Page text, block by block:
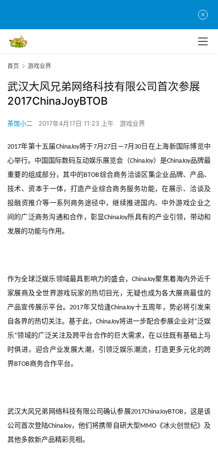
首页 游戏业界
武汉大风兄弟网络科技有限公司首次参展
2017ChinaJoyBTOB
茶馆小二 2017年4月17日 11:23 上午 游戏业界
2017年第十五届ChinaJoy将于7月27 日 —7月 30 日在上海新国际博览中
心举行。中国国际数码互动娱乐展览会（ChinaJoy）是ChinaJoy品牌最
重要的组成部分，其中的BTOB综合商务洽谈区集企业品牌、产品、
技术、资本于一体，打造产业综合商务服务功能，在展示、洽谈及
投融资推介等一系列商务途径中，继续推进国内、中外游戏企业之
间的广泛商务沟通和合作，彰显ChinaJoy所具有的产业引领，带动和
发展的功能与作用。
作为全球泛娱乐领域最具影响力的盛会，ChinaJoy聚焦着海内外近千
家展商及全世界游戏玩家的热切目光，无疑也成为各大展商最佳的
产品宣传展示平台。2017年又恰逢ChinaJoy十五周年，势必将引发来
自各界的热切关注。基于此， ChinaJoy将进一步配合参展企业对“泛娱
乐”领域的广泛关注及跨平台合作的巨大需求，在以往既有基础上与
时俱进，迎合产业发展大潮，引领泛娱乐潮流，打造更多元化的跨
界BTOB商务合作平台。
武汉大风兄弟网络科技有限公司确认参展2017ChinaJoyBTOB ，这是该
公司首次登陆ChinaJoy，他们将携带自研大型MMO《冰火创世纪》及
其他多款新产品精彩亮相。